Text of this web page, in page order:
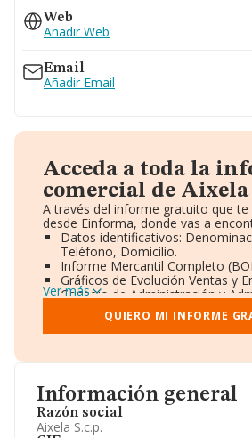
Información general
Razón social
Aixela S.c.p.
Web
Añadir Web
Email
Añadir Email
Acceda a toda la
comercial de Aixela
A través del informe gratuito que
desde Einforma, donde vas a
Datos identificativos:
Teléfono, Domicilio.
Informe Mercantil Completo
Gráficos de Evolución Ventas y
Consejo de Administración y
Directivos y Ejecutivos.
Accionistas.
Participaciones y Vinculaciones
Información oficial y registral
Ver más
QUIERO MI INFORME